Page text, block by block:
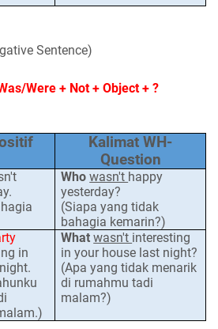
Sentence)
Were + Not + Object + ?
Kalimat WH-
Question
Whowasn't happy
yesterday?
(Siapa yang tidak
bahagia kemarin?)
in
What wasn't interesting
in your house last night?
(Apa yang tidak menarik
di rumahmu tadi
malam?)